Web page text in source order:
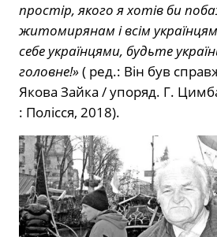
простір, якого я хотів би
житомирянам і всім
себе українцями, будьте
головне!»( ред.: Він був
Якова Зайка / упоряд. Г.
: Полісся, 2018).